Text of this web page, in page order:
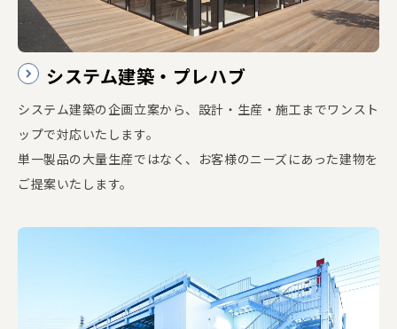
システム建築・プレハブ
システム建築の企画立案から、設計・生産・施工までワンスト
ップで対応いたします。
単一製品の大量生産ではなく、お客様のニーズにあった建物を
ご提案いたします。